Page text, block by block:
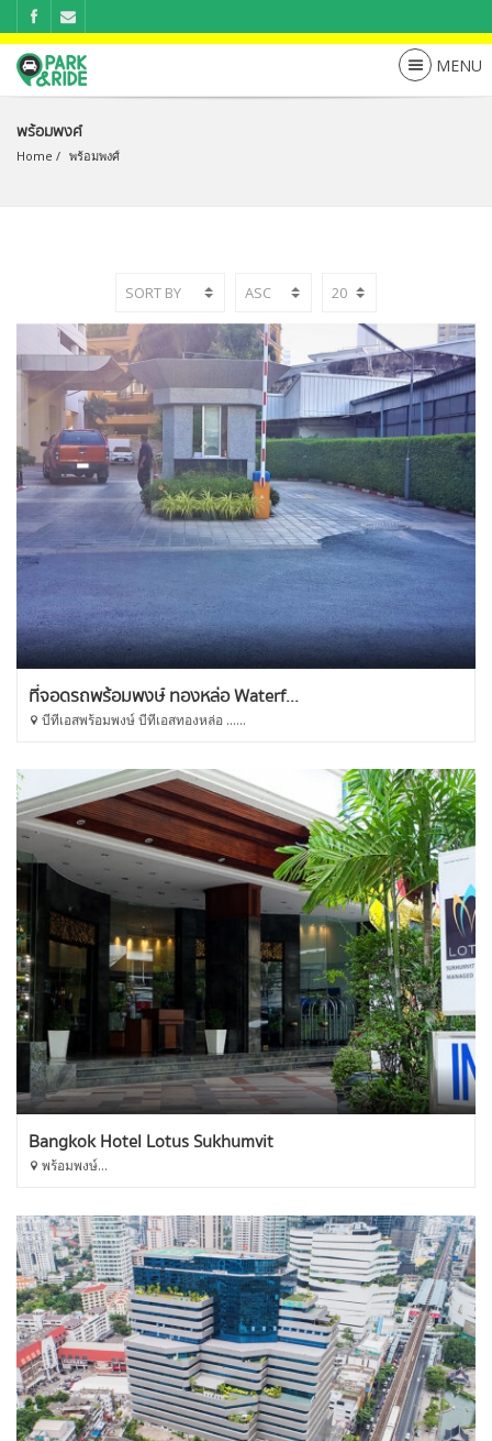
พร้อมพงศ์
Home พร้อมพงศ์
ที่จอดรถพร้อมพงษ์ ทองหล่อ Waterf...
บีทีเอสพร้อมพงษ์ บีทีเอสทองหล่อ ......
Bangkok Hotel Lotus Sukhumvit
พร้อมพงษ์...